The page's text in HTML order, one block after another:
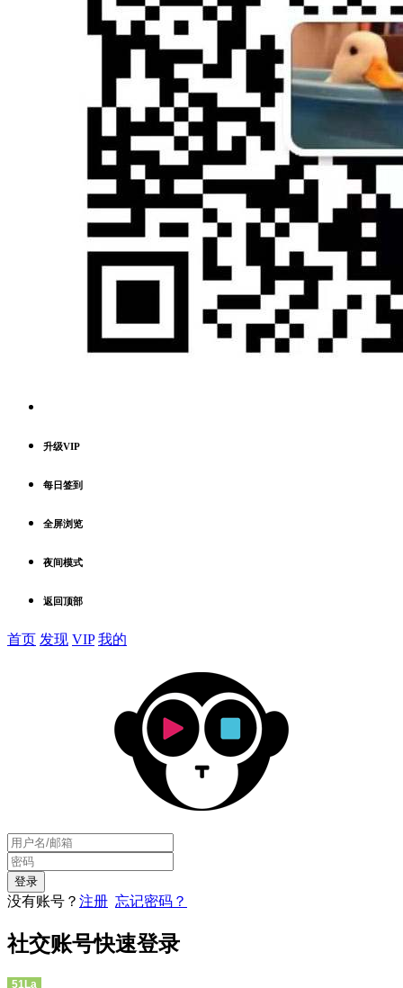
升级VIP
每日签到
全屏浏览
夜间模式
返回顶部
首页 发现 VIP 我的
没有账号？ 注册 忘记密码？
社交账号快速登录
51La